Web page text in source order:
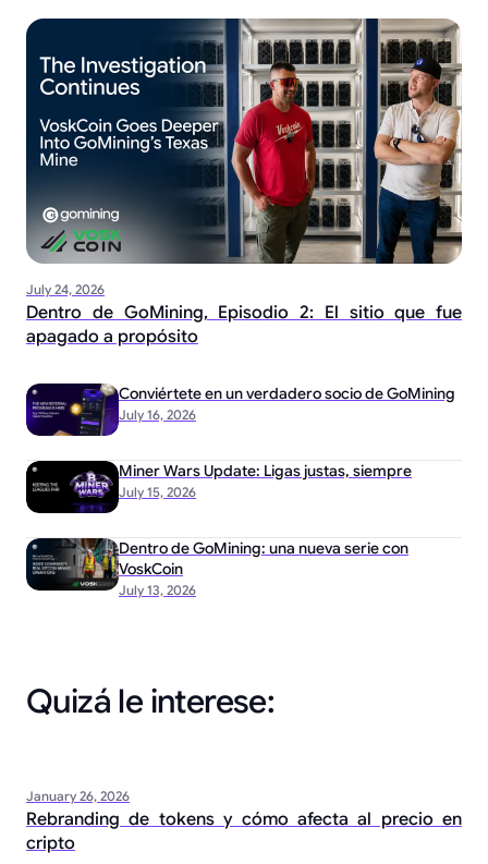
July 24, 2026
Dentro de GoMining, Episodio 2: El sitio que fue
apagado a propósito
July 16, 2026
Conviértete en un verdadero socio de GoMining
July 15, 2026
Miner Wars Update: Ligas justas, siempre
July 13, 2026
Dentro de GoMining: una nueva serie con
VoskCoin
Quizá le interese:
January 26, 2026
Rebranding de tokens y cómo afecta al precio en
cripto